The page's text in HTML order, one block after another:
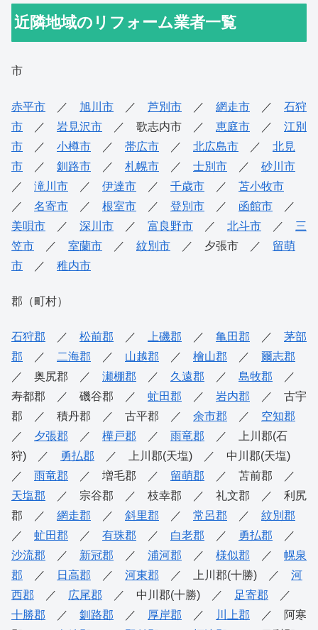
近隣地域のリフォーム業者一覧
市
赤平市 ／ 旭川市 ／ 芦別市 ／ 網走市 ／ 石狩
市 ／ 岩見沢市 ／ 歌志内市 ／ 恵庭市 ／ 江別
市 ／ 小樽市 ／ 帯広市 ／ 北広島市 ／ 北見
市 ／ 釧路市 ／ 札幌市 ／ 士別市 ／ 砂川市
／ 滝川市 ／ 伊達市 ／ 千歳市 ／ 苫小牧市
／ 名寄市 ／ 根室市 ／ 登別市 ／ 函館市 ／
美唄市 ／ 深川市 ／ 富良野市 ／ 北斗市 ／ 三
笠市 ／ 室蘭市 ／ 紋別市 ／ 夕張市 ／ 留萌
市 ／ 稚内市
郡（町村）
石狩郡 ／ 松前郡 ／ 上磯郡 ／ 亀田郡 ／ 茅部
郡 ／ 二海郡 ／ 山越郡 ／ 檜山郡 ／ 爾志郡
／ 奥尻郡 ／ 瀬棚郡 ／ 久遠郡 ／ 島牧郡 ／
寿都郡 ／ 磯谷郡 ／ 虻田郡 ／ 岩内郡 ／ 古宇
郡 ／ 積丹郡 ／ 古平郡 ／ 余市郡 ／ 空知郡
／ 夕張郡 ／ 樺戸郡 ／ 雨竜郡 ／ 上川郡(石
狩) ／
勇払郡 ／ 上川郡(天塩) ／ 中川郡(天塩)
／ 雨竜郡 ／ 増毛郡 ／ 留萌郡 ／ 苫前郡 ／
天塩郡 ／ 宗谷郡 ／ 枝幸郡 ／ 礼文郡 ／ 利尻
郡 ／ 網走郡 ／ 斜里郡 ／ 常呂郡 ／ 紋別郡
／ 虻田郡 ／ 有珠郡 ／ 白老郡 ／ 勇払郡 ／
沙流郡 ／ 新冠郡 ／ 浦河郡 ／ 様似郡 ／ 幌泉
郡 ／ 日高郡 ／ 河東郡 ／ 上川郡(十勝) ／ 河
西郡 ／ 広尾郡 ／ 中川郡(十勝) ／ 足寄郡 ／
十勝郡 ／ 釧路郡 ／ 厚岸郡 ／ 川上郡 ／ 阿寒